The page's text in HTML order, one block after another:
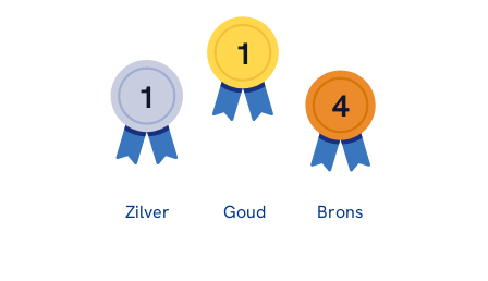
1
1
4
Zilver Goud Brons